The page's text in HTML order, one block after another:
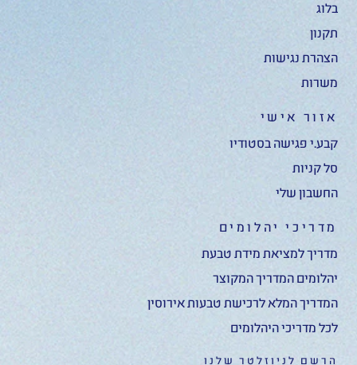
בלוג
תקנון
הצהרת נגישות
משרות
אזור אישי
קבע.י פגישה בסטודיו
סל קניות
החשבון שלי
מדריכי יהלומים
מדריך למציאת מידת טבעת
יהלומים המדריך המקוצר
המדריך המלא לרכישת טבעות אירוסין
לכל מדריכי היהלומים
הרשם לניוזלטר שלנו